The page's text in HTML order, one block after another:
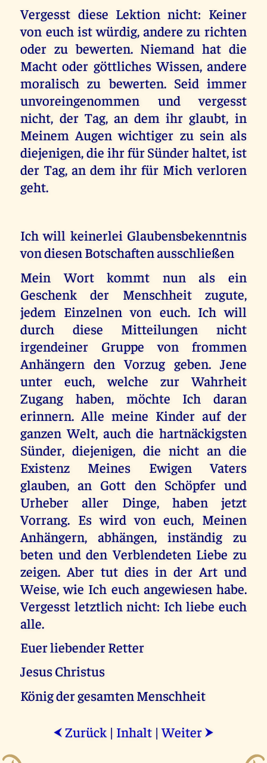
Vergesst diese Lektion nicht: Keiner
von euch ist würdig, andere zu richten
oder zu bewerten. Niemand hat die
Macht oder göttliches Wissen, andere
moralisch zu bewerten. Seid immer
unvoreingenommen und vergesst
nicht, der Tag, an dem ihr glaubt, in
Meinem Augen wichtiger zu sein als
diejenigen, die ihr für Sünder haltet, ist
der Tag, an dem ihr für Mich verloren
geht.
Ich will keinerlei Glaubensbekenntnis
von diesen Botschaften ausschließen
Mein Wort kommt nun als ein
Geschenk der Menschheit zugute,
jedem Einzelnen von euch. Ich will
durch diese Mitteilungen nicht
irgendeiner Gruppe von frommen
Anhängern den Vorzug geben. Jene
unter euch, welche zur Wahrheit
Zugang haben, möchte Ich daran
erinnern. Alle meine Kinder auf der
ganzen Welt, auch die hartnäckigsten
Sünder, diejenigen, die nicht an die
Existenz Meines Ewigen Vaters
glauben, an Gott den Schöpfer und
Urheber aller Dinge, haben jetzt
Vorrang. Es wird von euch, Meinen
Anhängern, abhängen, inständig zu
beten und den Verblendeten Liebe zu
zeigen. Aber tut dies in der Art und
Weise, wie Ich euch angewiesen habe.
Vergesst letztlich nicht: Ich liebe euch
alle.
Euer liebender Retter
Jesus Christus
König der gesamten Menschheit
⮜ Zurück | Inhalt |Weiter ⮞